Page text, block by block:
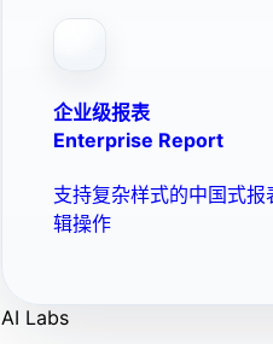
企业级报表
Enterprise Report
支持复杂样式的中国式
辑操作
AI Labs